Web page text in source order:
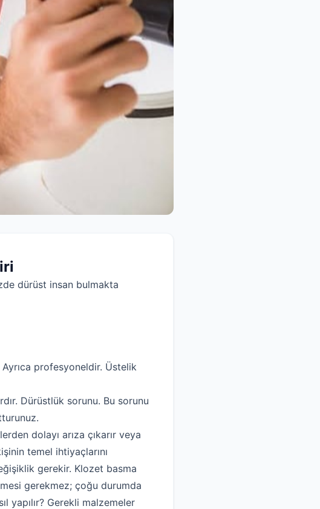
dürüst insan bulmakta
Ayrıca profesyoneldir. Üstelik
Dürüstlük sorunu. Bu sorunu
dolayı arıza çıkarır veya
temel ihtiyaçlarını
gerekir. Klozet basma
gerekmez; çoğu durumda
yapılır? Gerekli malzemeler